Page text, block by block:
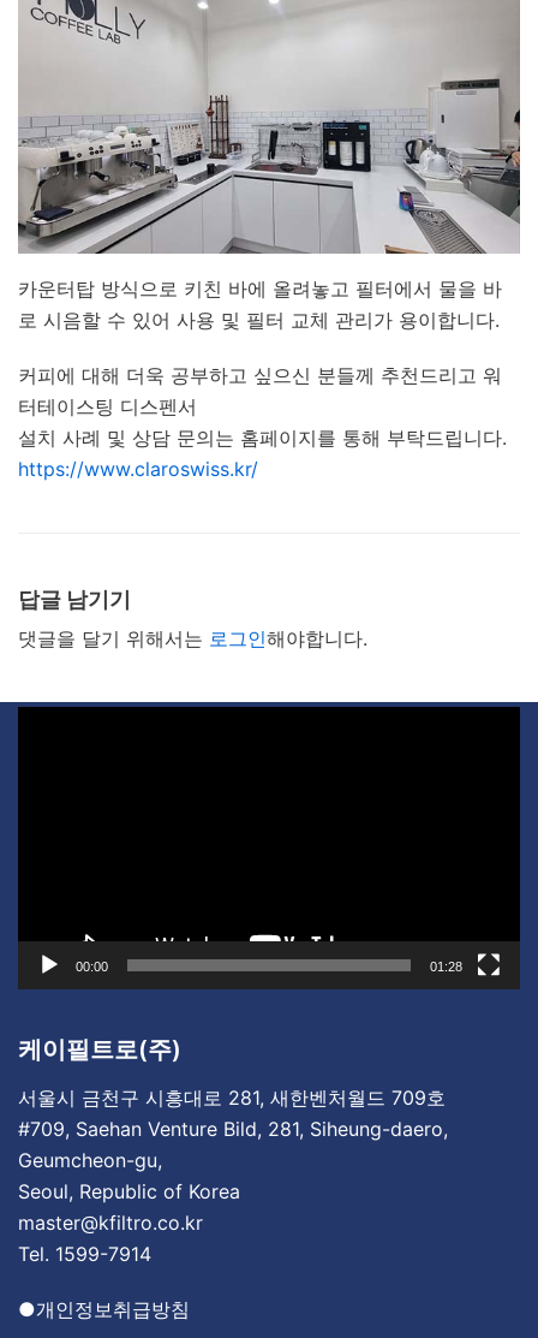
카운터탑 방식으로 키친 바에 올려놓고 필터에서 물을 바
로 시음할 수 있어 사용 및 필터 교체 관리가 용이합니다.
커피에 대해 더욱 공부하고 싶으신 분들께 추천드리고 워
터테이스팅 디스펜서
설치 사례 및 상담 문의는 홈페이지를 통해 부탁드립니다.
https://www.claroswiss.kr/
답글 남기기
댓글을 달기 위해서는 로그인해야합니다.
00:00 01:28
케이필트로(주)
서울시 금천구 시흥대로 281, 새한벤처월드 709호
#709, Saehan Venture Bild, 281, Siheung-daero,
Geumcheon-gu,
Seoul, Republic of Korea
master@kfiltro.co.kr
Tel. 1599-7914
●개인정보취급방침